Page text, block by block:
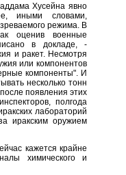
Хусейна явно
иными словами,
режима. В
оценив военные
в докладе, -
и ракет. Несмотря
или компонентов
компоненты". И
несколько тонн
появления этих
полгода
лабораторий
иракским оружием
кажется крайне
химического и